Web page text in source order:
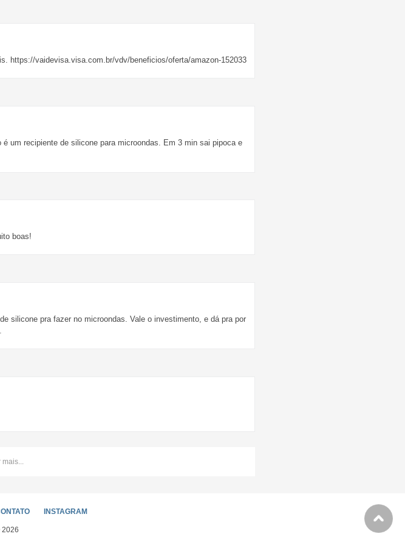
https://vaidevisa.visa.com.br/vdv/beneficios/oferta/amazon-152033
um recipiente de silicone para microondas. Em 3 min sai pipoca e
boas!
silicone pra fazer no microondas. Vale o investimento, e dá pra por
mais...
INSTAGRAM
2026